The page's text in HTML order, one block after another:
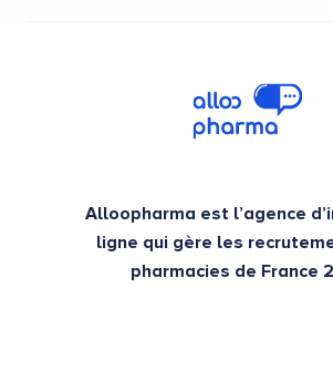
Alloopharma est l’agence
ligne qui gère les
pharmacies de France